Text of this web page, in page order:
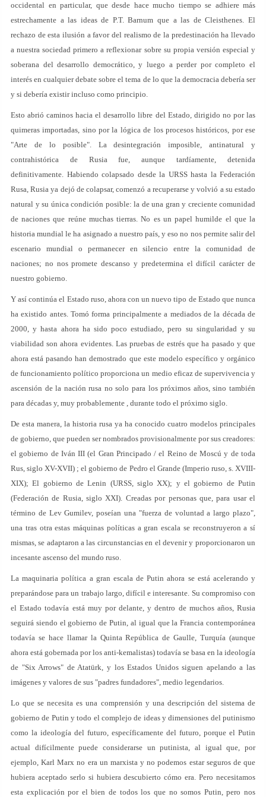
occidental en particular, que desde hace mucho tiempo se adhiere más
estrechamente a las ideas de P.T. Barnum que a las de Cleisthenes. El
rechazo de esta ilusión a favor del realismo de la predestinación ha llevado
a nuestra sociedad primero a reflexionar sobre su propia versión especial y
soberana del desarrollo democrático, y luego a perder por completo el
interés en cualquier debate sobre el tema de lo que la democracia debería ser
y si debería existir incluso como principio.
Esto abrió caminos hacia el desarrollo libre del Estado, dirigido no por las
quimeras importadas, sino por la lógica de los procesos históricos, por ese
"Arte de lo posible". La desintegración imposible, antinatural y
contrahistórica de Rusia fue, aunque tardíamente, detenida
definitivamente. Habiendo colapsado desde la URSS hasta la Federación
Rusa, Rusia ya dejó de colapsar, comenzó a recuperarse y volvió a su estado
natural y su única condición posible: la de una gran y creciente comunidad
de naciones que reúne muchas tierras. No es un papel humilde el que la
historia mundial le ha asignado a nuestro país, y eso no nos permite salir del
escenario mundial o permanecer en silencio entre la comunidad de
naciones; no nos promete descanso y predetermina el difícil carácter de
nuestro gobierno.
Y así continúa el Estado ruso, ahora con un nuevo tipo de Estado que nunca
ha existido antes. Tomó forma principalmente a mediados de la década de
2000, y hasta ahora ha sido poco estudiado, pero su singularidad y su
viabilidad son ahora evidentes. Las pruebas de estrés que ha pasado y que
ahora está pasando han demostrado que este modelo específico y orgánico
de funcionamiento político proporciona un medio eficaz de supervivencia y
ascensión de la nación rusa no solo para los próximos años, sino también
para décadas y, muy probablemente , durante todo el próximo siglo.
De esta manera, la historia rusa ya ha conocido cuatro modelos principales
de gobierno, que pueden ser nombrados provisionalmente por sus creadores:
el gobierno de Iván III (el Gran Principado / el Reino de Moscú y de toda
Rus, siglo XV-XVII) ; el gobierno de Pedro el Grande (Imperio ruso, s. XVIII-
XIX); El gobierno de Lenin (URSS, siglo XX); y el gobierno de Putin
(Federación de Rusia, siglo XXI). Creadas por personas que, para usar el
término de Lev Gumilev, poseían una "fuerza de voluntad a largo plazo",
una tras otra estas máquinas políticas a gran escala se reconstruyeron a sí
mismas, se adaptaron a las circunstancias en el devenir y proporcionaron un
incesante ascenso del mundo ruso.
La maquinaria política a gran escala de Putin ahora se está acelerando y
preparándose para un trabajo largo, difícil e interesante. Su compromiso con
el Estado todavía está muy por delante, y dentro de muchos años, Rusia
seguirá siendo el gobierno de Putin, al igual que la Francia contemporánea
todavía se hace llamar la Quinta República de Gaulle, Turquía (aunque
ahora está gobernada por los anti-kemalistas) todavía se basa en la ideología
de "Six Arrows" de Atatürk, y los Estados Unidos siguen apelando a las
imágenes y valores de sus "padres fundadores", medio legendarios.
Lo que se necesita es una comprensión y una descripción del sistema de
gobierno de Putin y todo el complejo de ideas y dimensiones del putinismo
como la ideología del futuro, específicamente del futuro, porque el Putin
actual difícilmente puede considerarse un putinista, al igual que, por
ejemplo, Karl Marx no era un marxista y no podemos estar seguros de que
hubiera aceptado serlo si hubiera descubierto cómo era. Pero necesitamos
esta explicación por el bien de todos los que no somos Putin, pero nos